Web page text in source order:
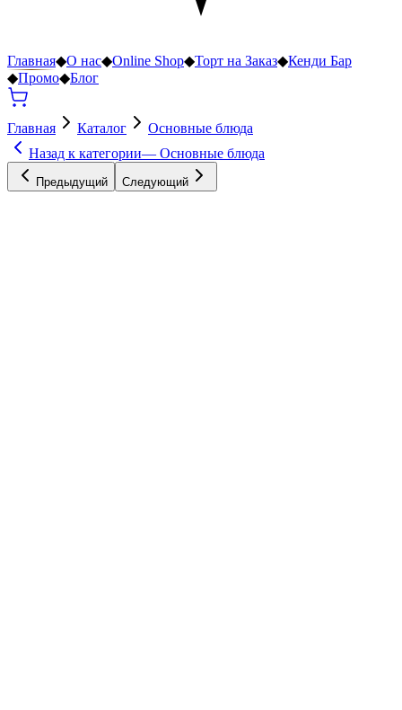
Главная◆О нас◆Online Shop◆Торт на Заказ◆Кенди Бар
◆Промо◆Блог
Главная Каталог
Основные блюда
Назад к категории— Основные блюда
Предыдущий Следующий